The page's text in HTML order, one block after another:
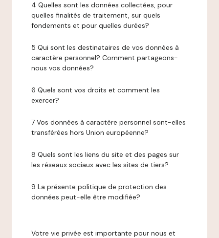
4 Quelles sont les données collectées, pour
quelles finalités de traitement, sur quels
fondements et pour quelles durées?
5 Qui sont les destinataires de vos données à
caractère personnel? Comment partageons-
nous vos données?
6 Quels sont vos droits et comment les
exercer?
7 Vos données à caractère personnel sont-elles
transférées hors Union européenne?
8 Quels sont les liens du site et des pages sur
les réseaux sociaux avec les sites de tiers?
9 La présente politique de protection des
données peut-elle être modifiée?
Votre vie privée est importante pour nous et